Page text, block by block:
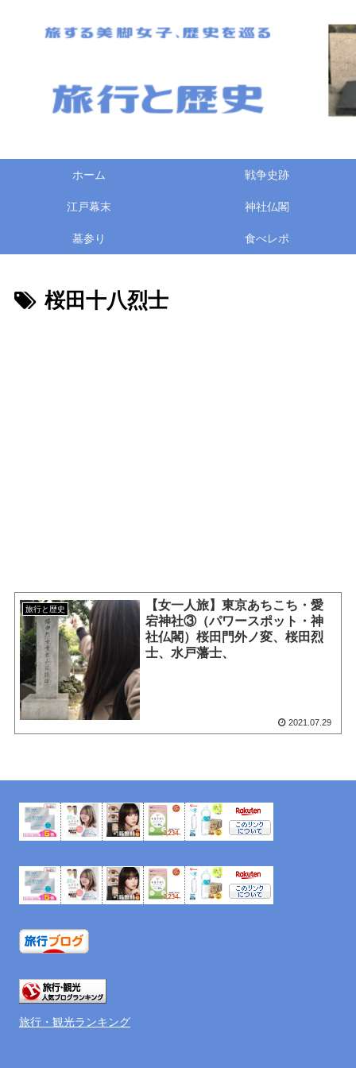
ホーム 戦争史跡
江戸幕末 神社仏閣
墓参り 食べレポ
桜田十八烈士
旅行と歴史
【女一人旅】東京あちこち・愛
宕神社③（パワースポット・神
社仏閣）桜田門外ノ変、桜田烈
士、水戸藩士、
2021.07.29
旅行・観光ランキング